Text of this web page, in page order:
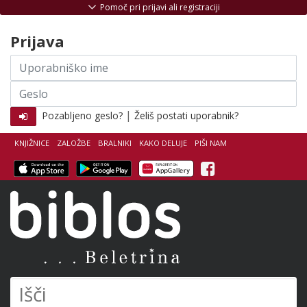
KNJIŽNICE ZALOŽBE BRALNIKI KAKO DELUJE PIŠI NAM
Facebook
Pomoč pri prijavi ali registraciji
Prijava
Uporabniško
ime
Geslo
Pozabljeno geslo? | Želiš postati uporabnik?